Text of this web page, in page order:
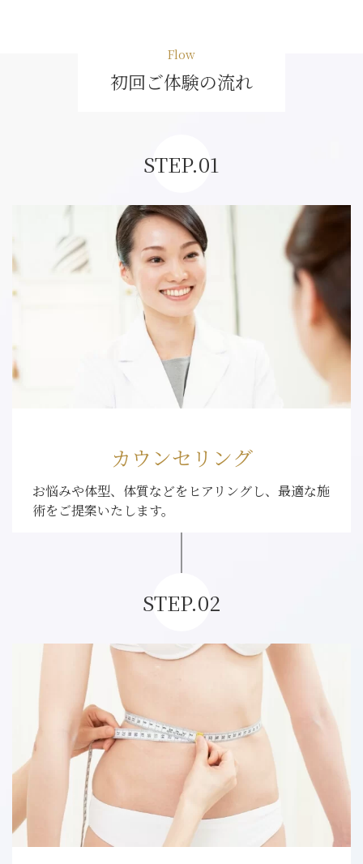
Flow
初回ご体験の流れ
STEP.01
カウンセリング
お悩みや体型、体質などをヒアリングし、最適な施
術をご提案いたします。
STEP.02